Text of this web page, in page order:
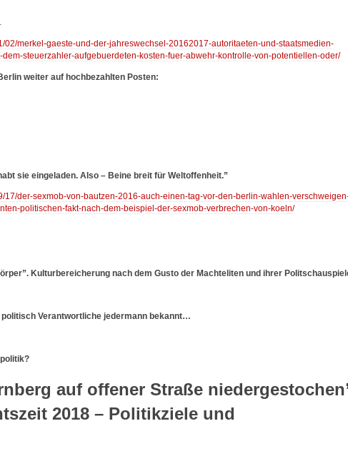
02/merkel-gaeste-und-der-jahreswechsel-20162017-autoritaeten-und-staatsmedien-
steuerzahler-aufgebuerdeten-kosten-fuer-abwehr-kontrolle-von-potentiellen-oder/
weiter auf hochbezahlten Posten:
sie eingeladen. Also – Beine breit für Weltoffenheit.”
17/der-sexmob-von-bautzen-2016-auch-einen-tag-vor-den-berlin-wahlen-
politischen-fakt-nach-dem-beispiel-der-sexmob-verbrechen-von-koeln/
Kulturbereicherung nach dem Gusto der Machteliten und ihrer
Verantwortliche jedermann bekannt…
auf offener Straße
2018 – Politikziele und